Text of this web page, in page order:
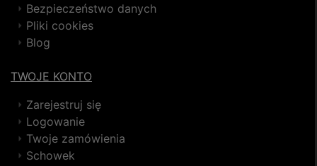
Bezpieczeństwo danych
Pliki cookies
Blog
TWOJE KONTO
Zarejestruj się
Logowanie
Twoje zamówienia
Schowek